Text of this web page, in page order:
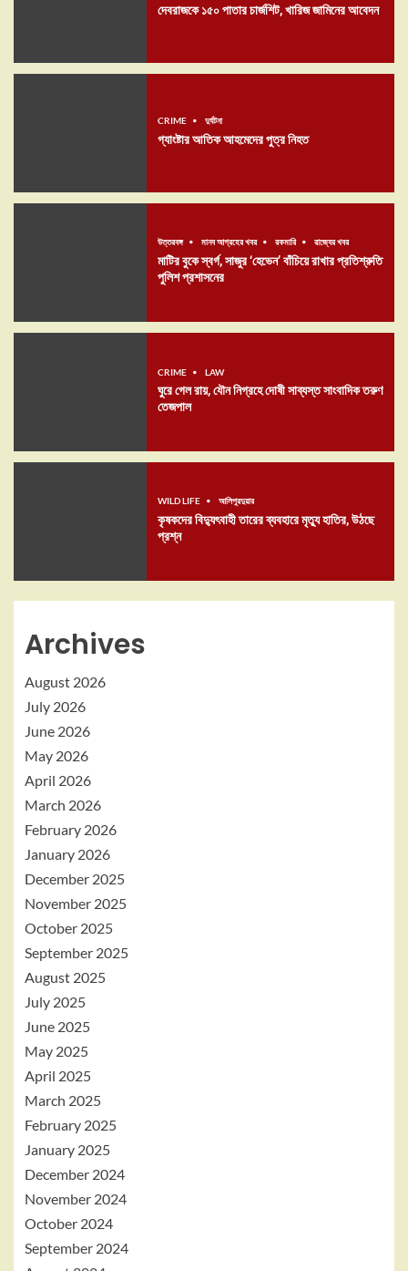
দেবরাজকে ১৫০ পাতার চার্জশিট, খারিজ জামিনের আবেদন
CRIME দুর্ঘটনা
গ্যাংষ্টার আতিক আহমেদের পুত্র নিহত
উত্তরবঙ্গ মানব আগ্রহের খবর রকমারি রাজ্যের খবর
মাটির বুকে স্বর্গ, সাজুর ‘হেভেন’ বাঁচিয়ে রাখার প্রতিশ্রুতি
পুলিশ প্রশাসনের
CRIME LAW
ঘুরে গেল রায়, যৌন নিগ্রহে দোষী সাব্যস্ত সাংবাদিক তরুণ
তেজপাল
WILD LIFE আলিপুরদুয়ার
কৃষকদের বিদ্যুৎবাহী তারের ব্যবহারে মৃত্যু হাতির, উঠছে
প্রশ্ন
Archives
August 2026
July 2026
June 2026
May 2026
April 2026
March 2026
February 2026
January 2026
December 2025
November 2025
October 2025
September 2025
August 2025
July 2025
June 2025
May 2025
April 2025
March 2025
February 2025
January 2025
December 2024
November 2024
October 2024
September 2024